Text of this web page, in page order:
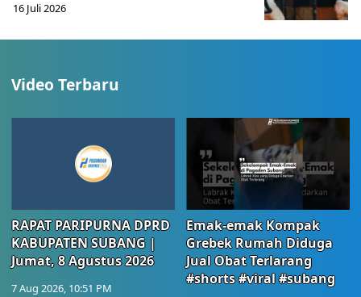
16 Juli 2026
Video Terbaru
RAPAT PARIPURNA DPRD
KABUPATEN SUBANG |
Jumat, 8 Agustus 2026
7 Aug 2026, 10:51 PM
Emak-emak Kompak
Grebek Rumah Diduga
Jual Obat Terlarang
#shorts #viral #subang